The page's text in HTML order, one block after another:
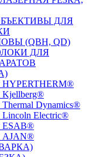
ДЛЯ
(QBH, QD)
ДЛЯ
HYPERTHERM®
Kjellberg®
Dynamics®
Lincoln Electric®
ESAB®
AJAN®